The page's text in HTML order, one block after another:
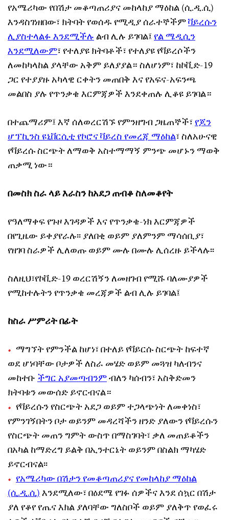
የአሜሪካው የበሽታ መቆጣጠሪያና መከላከያ ማዕከል (ሲ.ዲ.ሲ)
እንዳስገነዘበው፣ ክትባት የወሰዱ የሚዲያ ሰራተኞችምቫይረሱን
ሊያስተላልፉ እንደሚችሉልብ ሊሉ ይገባል፤የል ሜዲሲን
እንደሚለውም፣ የተለያዩ ክትባቶች፣ የተለያዩ የቫይረሶችን
ለመከካላከል ያላቸው አቅም ይለያያል። ስለሆነም፣ ከኮቪድ-19
ጋር የተያያዙ አካላዊ ርቀትን መጠበቅ እና የአፍና-አፍንጫ
መልበስ ያሉ የጥንቃቄ እርምጃዎች እንደቀጠሉ ሊቆዩ ይገባል።
በተጨማሪም፤ እኛ ሰለወረርሽኙ የምንዘግብ ጋዜጠኞች፣የጆን
ሆፕኪንስ ዩኒቨርሲቲ የኮሮና ቫይረስ የመረጃ ማዕከል፣ ስለአሁናዊ
የቫይረሱ ስርጭት ለማወቅ አስተማማኝ ምንጭ መሆኑን ማወቅ
ጠቃሚ ነው።
በመስክ ስራ ላይ እራስን ከአደጋ ጠብቆ ስለመቆየት
የዓለማቀፍ የጉዞ እገዳዎች እና የጥንቃቄ-ነክ እርምጃዎች
በየጊዜው ይቀያየራሉ፡፡ ያለበቂ ወይም ያለምንም ማሳሰቢያ፣
የዘገባ ስራዎች ሊለወጡ ወይም ሙሉ በሙሉ ሊሰረዙ ይችላሉ፡፡
ስለዚህ፣የኮቪድ-19 ወረርሽኝን ለመዘገብ የሚሹ ባለሙያዎች
የሚከተሉትን የጥንቃቄ መረጃዎች ልብ ሊሉ ይገባል፤
ከስራ ሥምሪት በፊት
ማግኘት የምንችል ከሆነ፣ በተለይ የቫይርሱ ስርጭት ከፍተኛ
ወደ ሆነባቸው ቦታዎች ለስራ መሄድ ወይም መጓዝ ካለብንና
መከተቡችግር አያመጣብንምብለን ካሰብን፣ አስቅድመን
ክትባቱን መውሰድ ይኖርብናል።
የቫይረሱን የስርጭት አደጋ ወይም ተጋላጭነት ለመቀነስ፣
የምንገኝበትን ቦታ ወይንም መዳረሻችን ዘንድ ያለውን የቫይረሱን
የስርጭት መጠን ግምት ውስጥ በማስገባት፣ ቃለ መጠይቆችን
በአካል ከማድረግ ይልቅ በኢንተርኔት ወይንም በስልክ ማካሄድ
ይኖርብናል፡፡
የአሜሪካው በሽታን የመቆጣጠሪያና የመከላከያ ማዕከል
(ሲ.ዲ.ሲ)እንደሚለው፣ በዕደሜ የገፉ ሰዎችና እንደ ሰኳር በሽታ
ያለ የቆየ የጤና እክል ያለባቸው ግለስቦች ወይም ያለቅጥ የወፈሩ